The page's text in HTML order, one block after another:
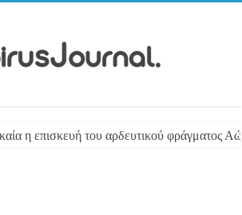
η επισκευή του αρδευτικού φράγματος